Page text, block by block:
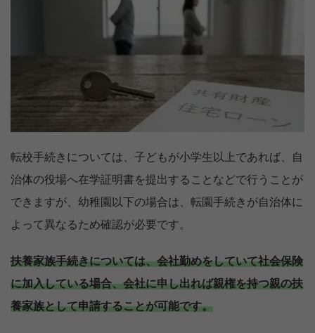
転校手続きについては、子どもが小学生以上であれば、自
治体の役場へ在学証明書を提出することなどで行うことが
できますが、幼稚園以下の場合は、転園手続きが自治体に
よって異なるため確認が必要です。
扶養家族手続きについては、会社勤めをしていて社会保険
に加入している場合、会社に申し出れば親権を持つ親の扶
養家族として申請することが可能です。